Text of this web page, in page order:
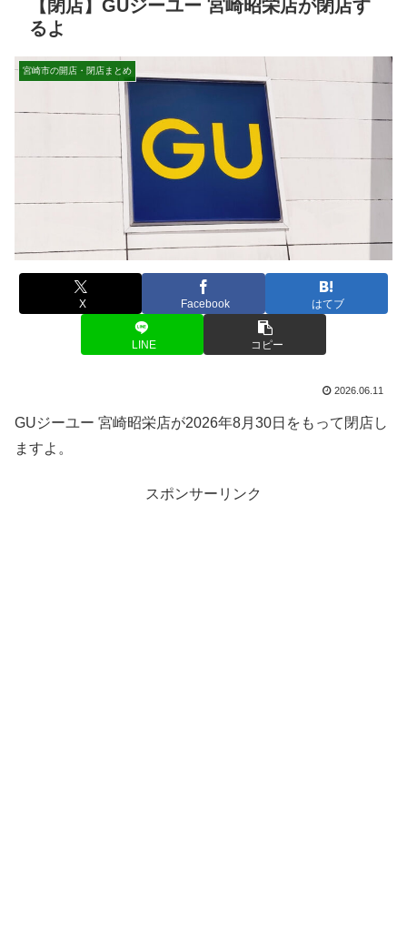
【閉店】GUジーユー 宮崎昭栄店が閉店す
るよ
宮崎市の開店・閉店まとめ
X Facebook はてブ
LINE コピー
2026.06.11
GUジーユー 宮崎昭栄店が2026年8月30日をもって閉店し
ますよ。
スポンサーリンク